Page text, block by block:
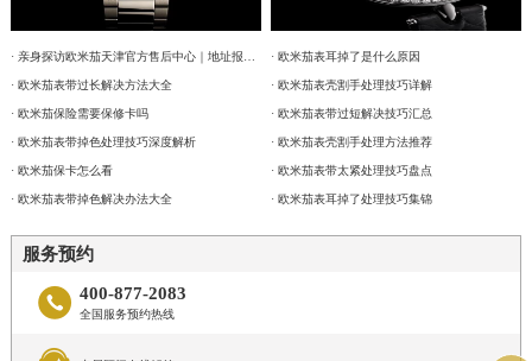
· 欧米茄表带过长解决方法大全
· 欧米茄保险需要保修卡吗
· 欧米茄表带掉色处理技巧深度解析
· 欧米茄保卡怎么看
· 欧米茄表带掉色解决办法大全
· 欧米茄表耳掉了是什么原因
· 欧米茄表壳割手处理技巧详解
· 欧米茄表带过短解决技巧汇总
· 欧米茄表壳割手处理方法推荐
· 欧米茄表带太紧处理技巧盘点
· 欧米茄表耳掉了处理技巧集锦
服务预约
 400-877-2083
全国服务预约热线